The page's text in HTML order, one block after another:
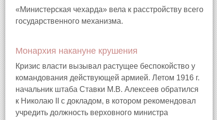
«Министерская чехарда» вела к расстройству всего
государственного механизма.
Монархия накануне крушения
Кризис власти вызывал растущее беспокойство у
командования действующей армией. Летом 1916 г.
начальник штаба Ставки М.В. Алексеев обратился
к Николаю II с докладом, в котором рекомендовал
учредить должность верховного министра